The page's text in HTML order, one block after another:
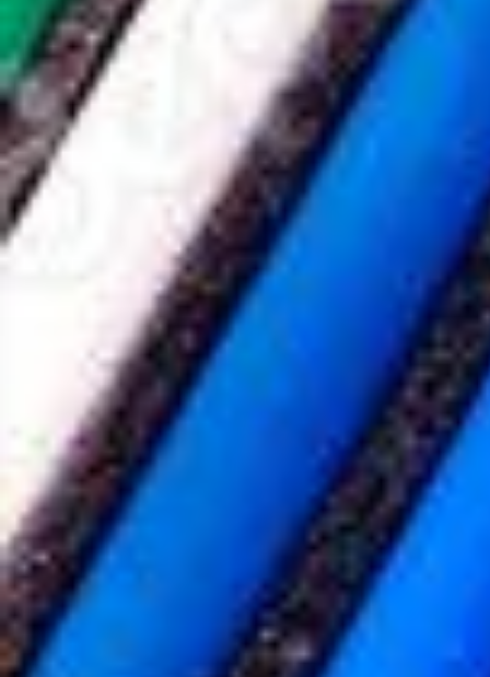
СВЕДЕНИЯ об организации отдыха детей и их оздоровления
Снижение бюрократической нагрузки Содействие занятости
центр «ТОЧКА РОСТА» Школьный спортивный клуб
Психолого-педагогическое сопровождение
Школьная газета Методическая работа План финансово-
Свидетельство о государственной аккредитации
Образовательные стандарты и требования
Правила приема